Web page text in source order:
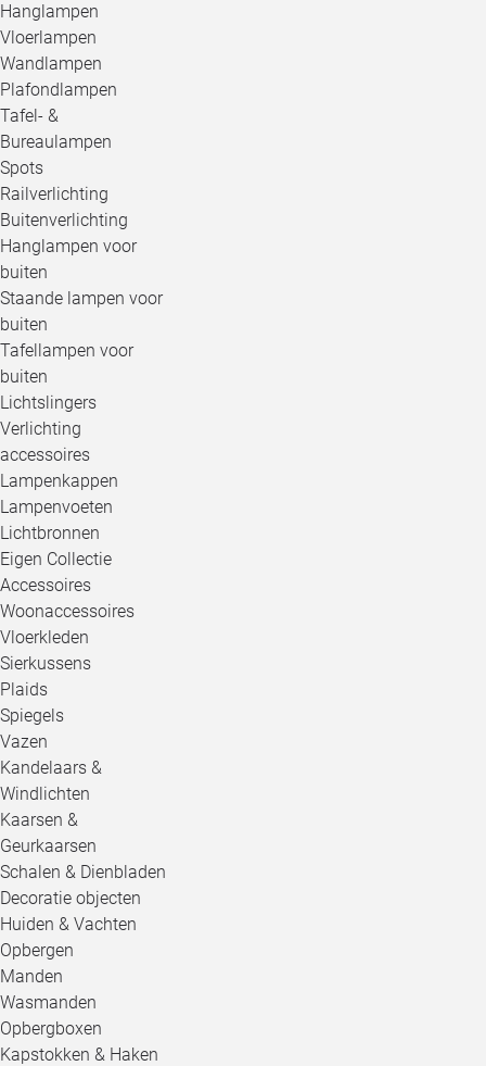
Hanglampen
Vloerlampen
Wandlampen
Plafondlampen
Tafel- &
Bureaulampen
Spots
Railverlichting
Buitenverlichting
Hanglampen voor
buiten
Staande lampen voor
buiten
Tafellampen voor
buiten
Lichtslingers
Verlichting
accessoires
Lampenkappen
Lampenvoeten
Lichtbronnen
Eigen Collectie
Accessoires
Woonaccessoires
Vloerkleden
Sierkussens
Plaids
Spiegels
Vazen
Kandelaars &
Windlichten
Kaarsen &
Geurkaarsen
Schalen & Dienbladen
Decoratie objecten
Huiden & Vachten
Opbergen
Manden
Wasmanden
Opbergboxen
Kapstokken & Haken